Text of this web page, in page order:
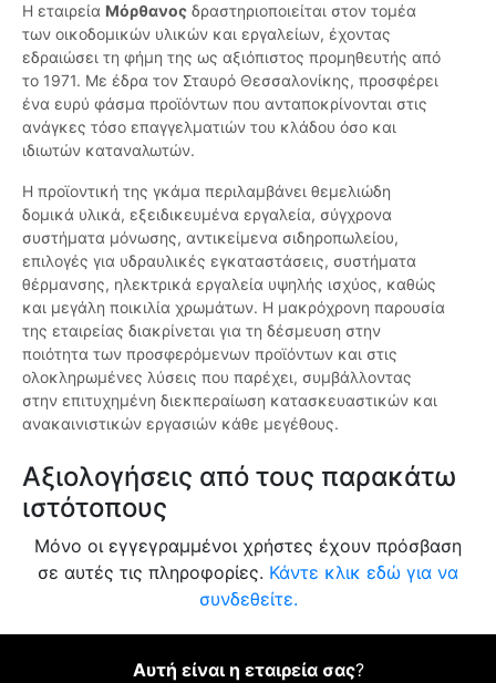
Η εταιρεία Μόρθανος δραστηριοποιείται στον τομέα
των οικοδομικών υλικών και εργαλείων, έχοντας
εδραιώσει τη φήμη της ως αξιόπιστος προμηθευτής από
το 1971. Με έδρα τον Σταυρό Θεσσαλονίκης, προσφέρει
ένα ευρύ φάσμα προϊόντων που ανταποκρίνονται στις
ανάγκες τόσο επαγγελματιών του κλάδου όσο και
ιδιωτών καταναλωτών.
Η προϊοντική της γκάμα περιλαμβάνει θεμελιώδη
δομικά υλικά, εξειδικευμένα εργαλεία, σύγχρονα
συστήματα μόνωσης, αντικείμενα σιδηροπωλείου,
επιλογές για υδραυλικές εγκαταστάσεις, συστήματα
θέρμανσης, ηλεκτρικά εργαλεία υψηλής ισχύος, καθώς
και μεγάλη ποικιλία χρωμάτων. Η μακρόχρονη παρουσία
της εταιρείας διακρίνεται για τη δέσμευση στην
ποιότητα των προσφερόμενων προϊόντων και στις
ολοκληρωμένες λύσεις που παρέχει, συμβάλλοντας
στην επιτυχημένη διεκπεραίωση κατασκευαστικών και
ανακαινιστικών εργασιών κάθε μεγέθους.
Αξιολογήσεις από τους παρακάτω
ιστότοπους
Μόνο οι εγγεγραμμένοι χρήστες έχουν πρόσβαση
σε αυτές τις πληροφορίες. Κάντε κλικ εδώ για να
συνδεθείτε.
Αυτή είναι η εταιρεία σας?